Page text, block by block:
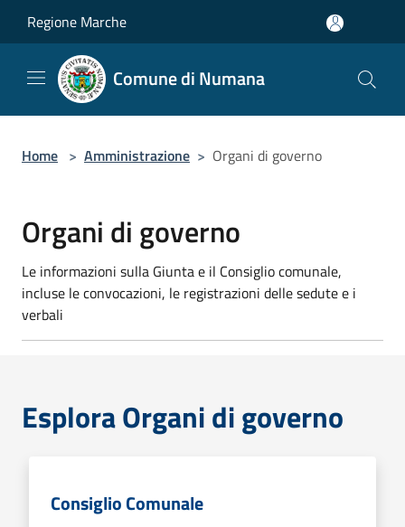
Regione Marche
Comune di Numana
Home > Amministrazione > Organi di governo
Organi di governo
Le informazioni sulla Giunta e il Consiglio comunale,
incluse le convocazioni, le registrazioni delle sedute e i
verbali
Esplora Organi di governo
Consiglio Comunale